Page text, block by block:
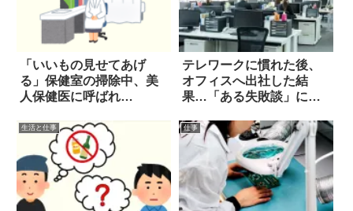
「いいもの見せてあげ
る」保健室の掃除中、美
人保健医に呼ばれ…
テレワークに慣れた後、
オフィスへ出社した結
果…「ある失敗談」に泣
生活と仕事 仕事